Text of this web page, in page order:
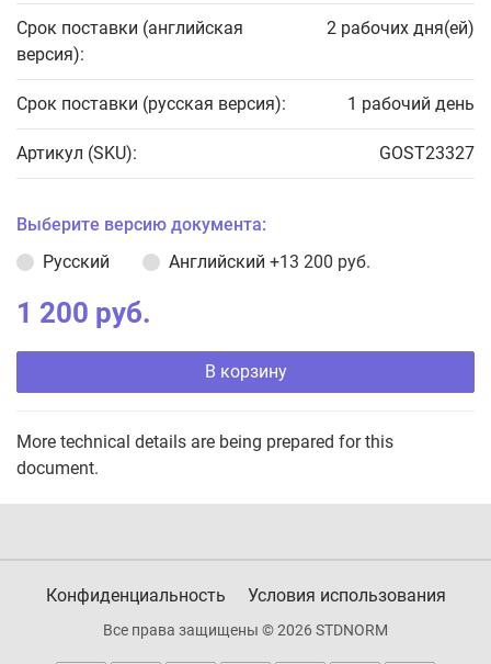
Срок поставки (английская
версия):
2 рабочих дня(ей)
Срок поставки (русская версия): 1 рабочий день
Артикул (SKU): GOST23327
Выберите версию документа:
Русский
Английский +13 200 руб.
1 200 руб.
В корзину
More technical details are being prepared for this
document.
Конфиденциальность Условия использования
Все права защищены © 2026 STDNORM